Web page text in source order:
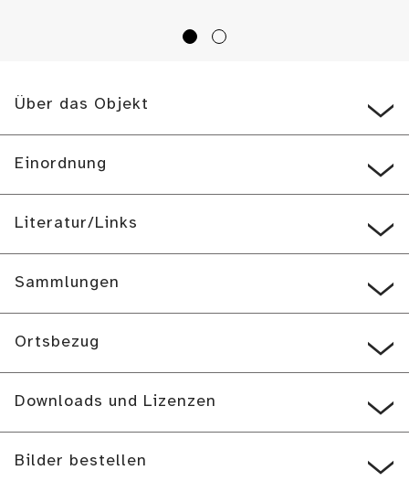
Über das Objekt
Einordnung
Literatur/Links
Sammlungen
Ortsbezug
Downloads und Lizenzen
Bilder bestellen